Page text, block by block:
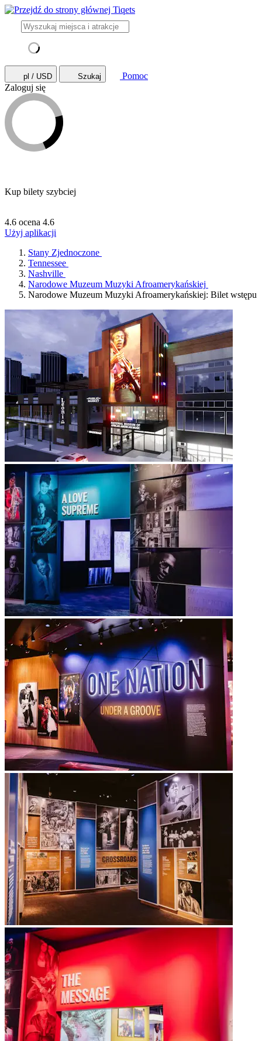
pl / USD Szukaj
Pomoc
Zaloguj się
Kup bilety szybciej
4.6 ocena 4.6
Użyj aplikacji
Stany Zjednoczone
Tennessee
Nashville
Narodowe Muzeum Muzyki Afroamerykańskiej
Narodowe Muzeum Muzyki Afroamerykańskiej: Bilet wstępu